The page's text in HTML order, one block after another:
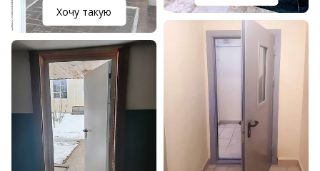
Хочу такую